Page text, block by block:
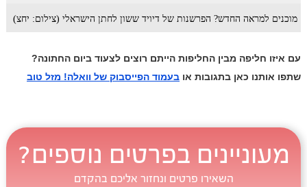
מוכנים למראה החדש? הפרשנות של דיויד ששון לחתן הישראלי (צילום: יחצ)
עם איזו חליפה מבין החליפות הייתם רוצים לצעוד ביום החתונה?
שתפו אותנו כאן בתגובות או בעמוד הפייסבוק של וואלה! מזל טוב
מעוניינים בפרטים נוספים?
השאירו פרטים ונחזור אליכם בהקדם